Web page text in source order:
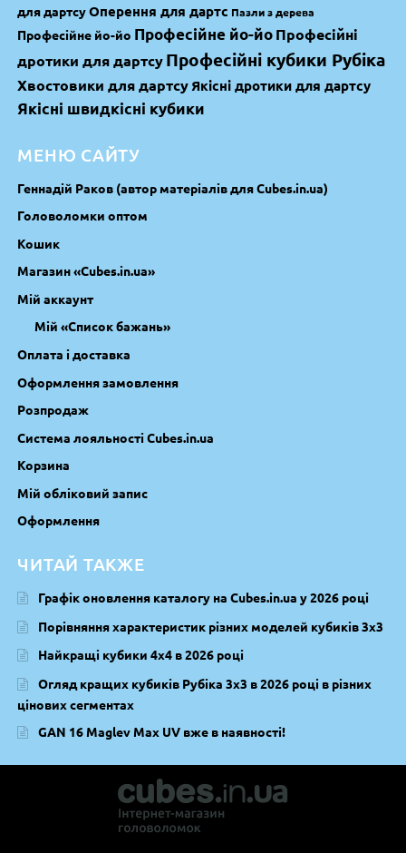
для дартсуОперення для дартс Пазли з дерева
Професійне йо-йо Професійне йо-йоПрофесійні
дротики для дартсуПрофесійні кубики Рубіка
Хвостовики для дартсу Якісні дротики для дартсу
Якісні швидкісні кубики
МЕНЮ САЙТУ
Геннадій Раков (автор матеріалів для Cubes.in.ua)
Головоломки оптом
Кошик
Магазин «Cubes.in.ua»
Мій аккаунт
Мій «Список бажань»
Оплата і доставка
Оформлення замовлення
Розпродаж
Система лояльності Cubes.in.ua
Корзина
Мій обліковий запис
Оформлення
ЧИТАЙ ТАКЖЕ
Графік оновлення каталогу на Cubes.in.ua у 2026 році
Порівняння характеристик різних моделей кубиків 3х3
Найкращі кубики 4х4 в 2026 році
Огляд кращих кубиків Рубіка 3х3 в 2026 році в різних
цінових сегментах
GAN 16 Maglev Max UV вже в наявності!